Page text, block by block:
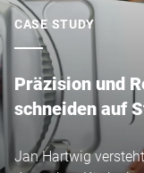
CASE STUDY
Präzision und
schneiden auf
Jan Hartwig